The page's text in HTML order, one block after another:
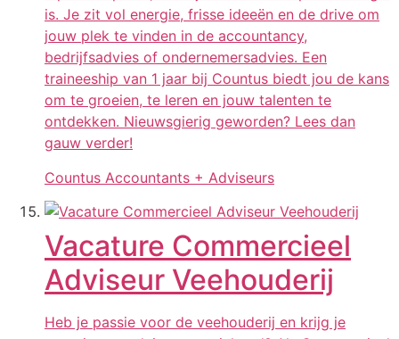
is. Je zit vol energie, frisse ideeën en de drive om
jouw plek te vinden in de accountancy,
bedrijfsadvies of ondernemersadvies. Een
traineeship van 1 jaar bij Countus biedt jou de kans
om te groeien, te leren en jouw talenten te
ontdekken. Nieuwsgierig geworden? Lees dan
gauw verder!
Countus Accountants + Adviseurs
Vacature Commercieel
Adviseur Veehouderij
Heb je passie voor de veehouderij en krijg je